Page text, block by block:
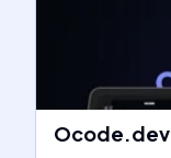
Ocode.dev